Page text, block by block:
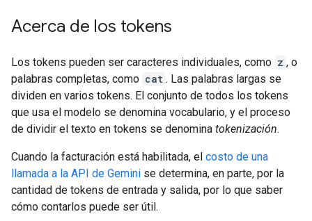
Acerca de los tokens
Los tokens pueden ser caracteres individuales, como z , o
palabras completas, como cat . Las palabras largas se
dividen en varios tokens. El conjunto de todos los tokens
que usa el modelo se denomina vocabulario, y el proceso
de dividir el texto en tokens se denomina tokenización.
Cuando la facturación está habilitada, el costo de una
llamada a la API de Gemini se determina, en parte, por la
cantidad de tokens de entrada y salida, por lo que saber
cómo contarlos puede ser útil.